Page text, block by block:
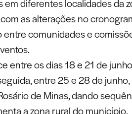
as alterações no
comunidades e
entre os dias 18 e 21 de
entre 25 e 28 de junho,
de Minas, dando
a zona rural do município.